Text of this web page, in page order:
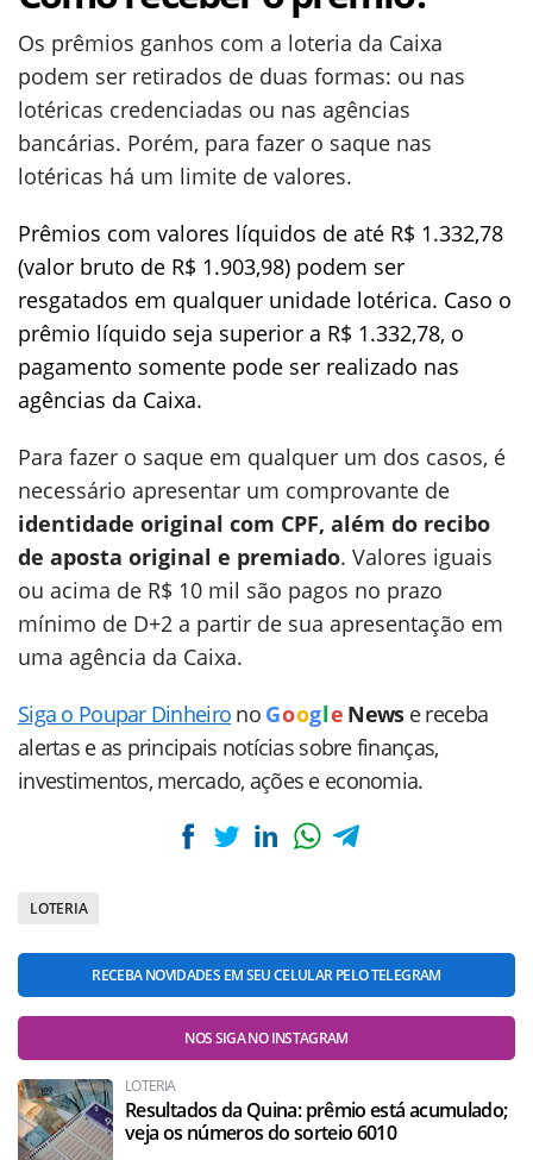
Os prêmios ganhos com a loteria da Caixa
podem ser retirados de duas formas: ou nas
lotéricas credenciadas ou nas agências
bancárias. Porém, para fazer o saque nas
lotéricas há um limite de valores.
Prêmios com valores líquidos de até R$ 1.332,78
(valor bruto de R$ 1.903,98) podem ser
resgatados em qualquer unidade lotérica. Caso o
prêmio líquido seja superior a R$ 1.332,78, o
pagamento somente pode ser realizado nas
agências da Caixa.
Para fazer o saque em qualquer um dos casos, é
necessário apresentar um comprovante de
identidade original com CPF, além do recibo
de aposta original e premiado. Valores iguais
ou acima de R$ 10 mil são pagos no prazo
mínimo de D+2 a partir de sua apresentação em
uma agência da Caixa.
Siga o Poupar Dinheiro no Goog le News e receba
alertas e as principais notícias sobre finanças,
investimentos, mercado, ações e economia.
LOTERIA
RECEBA NOVIDADES EM SEU CELULAR PELO TELEGRAM
NOS SIGA NO INSTAGRAM
LOTERIA
Resultados da Quina: prêmio está acumulado;
veja os números do sorteio 6010